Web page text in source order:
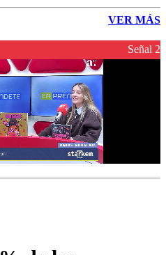
VER MÁS
Señal 2